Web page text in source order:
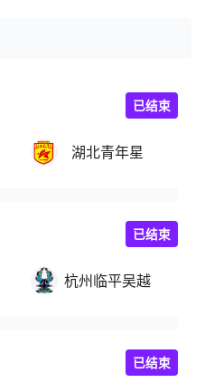
湖北青年星
已结束
杭州临平吴越
已结束
已结束